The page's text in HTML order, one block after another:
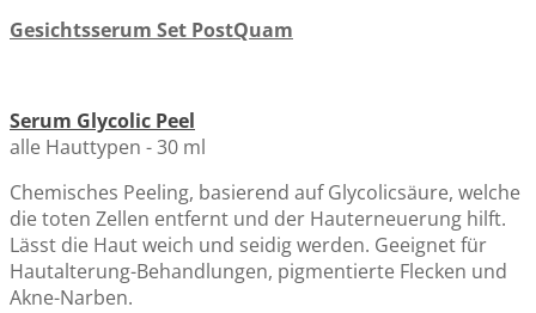
Gesichtsserum Set PostQuam
Serum Glycolic Peel
alle Hauttypen - 30 ml
Chemisches Peeling, basierend auf Glycolicsäure, welche
die toten Zellen entfernt und der Hauterneuerung hilft.
Lässt die Haut weich und seidig werden. Geeignet für
Hautalterung-Behandlungen, pigmentierte Flecken und
Akne-Narben.